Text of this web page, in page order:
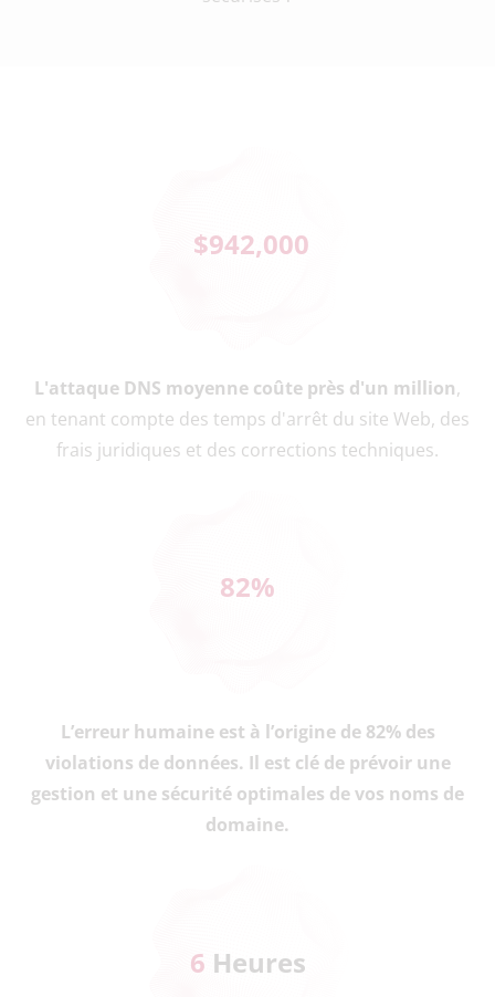
$942,000
L'attaque DNS moyenne coûte près d'un million,
en tenant compte des temps d'arrêt du site Web, des
frais juridiques et des corrections techniques.
82%
L’erreur humaine est à l’origine de 82% des
violations de données. Il est clé de prévoir une
gestion et une sécurité optimales de vos noms de
domaine.
6 Heures